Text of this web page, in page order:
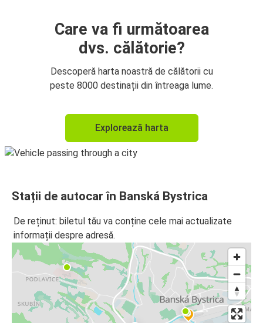
Banská Bystrica
Care va fi următoarea
dvs. călătorie?
Descoperă harta noastră de călătorii cu
peste 8000 destinații din întreaga lume.
Explorează harta
Stații de autocar în Banská Bystrica
De reținut: biletul tău va conține cele mai actualizate
informații despre adresă.